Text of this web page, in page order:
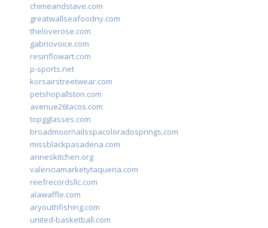
chimeandstave.com
greatwallseafoodny.com
theloverose.com
gabriovoice.com
resinflowart.com
p-sports.net
korsairstreetwear.com
petshopallston.com
avenue26tacos.com
topgglasses.com
broadmoornailsspacoloradosprings.com
missblackpasadena.com
anneskitchen.org
valenciamarketytaqueria.com
reefrecordsllc.com
alawaffle.com
aryouthfishing.com
united-basketball.com